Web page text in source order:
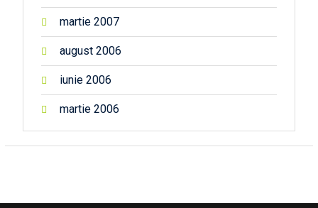
martie 2007
august 2006
iunie 2006
martie 2006